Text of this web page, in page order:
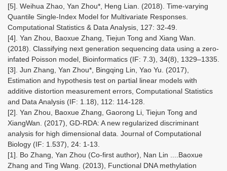
[5]. Weihua Zhao, Yan Zhou*, Heng Lian. (2018). Time-varying
Quantile Single-Index Model for Multivariate Responses.
Computational Statistics & Data Analysis, 127: 32-49.
[4]. Yan Zhou, Baoxue Zhang, Tiejun Tong and Xiang Wan.
(2018). Classifying next generation sequencing data using a zero-
infated Poisson model, Bioinformatics (IF: 7.3), 34(8), 1329–1335.
[3]. Jun Zhang, Yan Zhou*, Bingqing Lin, Yao Yu. (2017),
Estimation and hypothesis test on partial linear models with
additive distortion measurement errors, Computational Statistics
and Data Analysis (IF: 1.18), 112: 114-128.
[2]. Yan Zhou, Baoxue Zhang, Gaorong Li, Tiejun Tong and
XiangWan. (2017), GD-RDA: A new regularized discriminant
analysis for high dimensional data. Journal of Computational
Biology (IF: 1.537), 24: 1-13.
[1]. Bo Zhang, Yan Zhou (Co-first author), Nan Lin ....Baoxue
Zhang and Ting Wang. (2013), Functional DNA methylation